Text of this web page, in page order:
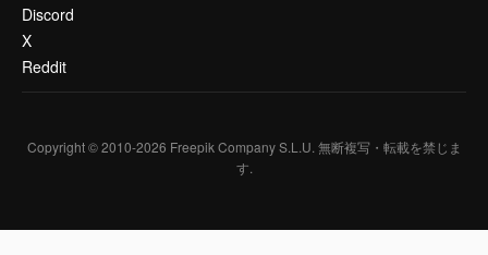
Discord
X
Reddit
Copyright © 2010-2026 Freepik Company S.L.U. 無断複写・転載を禁じま
す.